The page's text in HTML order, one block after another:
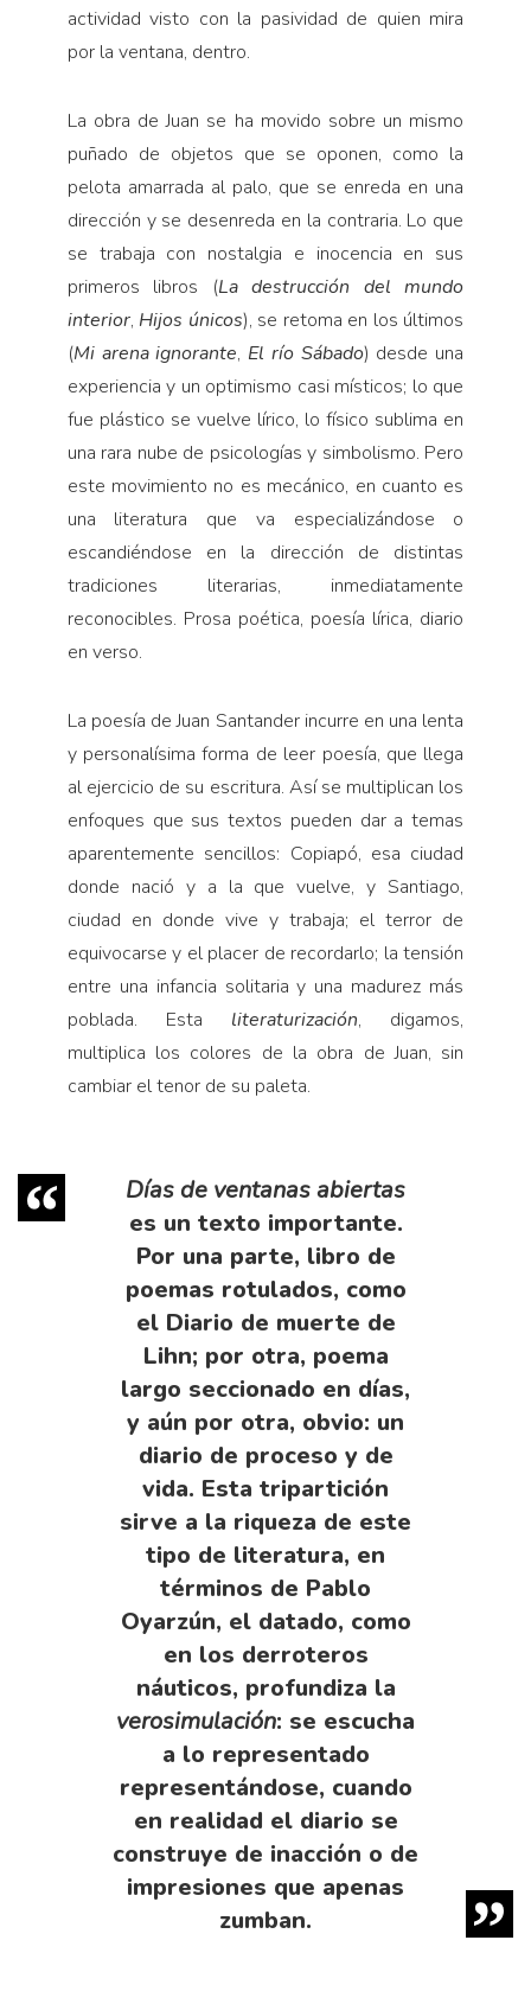
Relecturas
Turismo accidental
Vidas paralelas
Voces y lecturas
actividad visto con la pasividad de quien mira
por la ventana, dentro.
La obra de Juan se ha movido sobre un mismo
puñado de objetos que se oponen, como la
pelota amarrada al palo, que se enreda en una
dirección y se desenreda en la contraria. Lo que
se trabaja con nostalgia e inocencia en sus
primeros libros (La destrucción del mundo
interior, Hijos únicos), se retoma en los últimos
(Mi arena ignorante, El río Sábado) desde una
experiencia y un optimismo casi místicos; lo que
fue plástico se vuelve lírico, lo físico sublima en
una rara nube de psicologías y simbolismo. Pero
este movimiento no es mecánico, en cuanto es
una literatura que va especializándose o
escandiéndose en la dirección de distintas
tradiciones literarias, inmediatamente
reconocibles. Prosa poética, poesía lírica, diario
en verso.
La poesía de Juan Santander incurre en una lenta
y personalísima forma de leer poesía, que llega
al ejercicio de su escritura. Así se multiplican los
enfoques que sus textos pueden dar a temas
aparentemente sencillos: Copiapó, esa ciudad
donde nació y a la que vuelve, y Santiago,
ciudad en donde vive y trabaja; el terror de
equivocarse y el placer de recordarlo; la tensión
entre una infancia solitaria y una madurez más
poblada. Esta literaturización, digamos,
multiplica los colores de la obra de Juan, sin
cambiar el tenor de su paleta.
Días de ventanas abiertas
es un texto importante.
Por una parte, libro de
poemas rotulados, como
el Diario de muerte de
Lihn; por otra, poema
largo seccionado en días,
y aún por otra, obvio: un
diario de proceso y de
vida. Esta tripartición
sirve a la riqueza de este
tipo de literatura, en
términos de Pablo
Oyarzún, el datado, como
en los derroteros
náuticos, profundiza la
verosimulación: se escucha
a lo representado
representándose, cuando
en realidad el diario se
construye de inacción o de
impresiones que apenas
zumban.